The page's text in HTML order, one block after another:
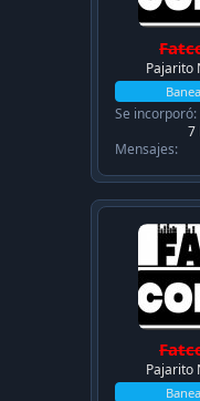
Pajarito
Se incorporó
7
Mensajes
Pajarito